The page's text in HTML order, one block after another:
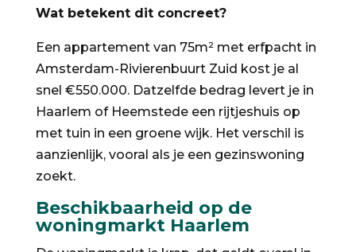
Wat betekent dit concreet?
Een appartement van 75m² met erfpacht in
Amsterdam-Rivierenbuurt Zuid kost je al
snel €550.000. Datzelfde bedrag levert je in
Haarlem of Heemstede een rijtjeshuis op
met tuin in een groene wijk. Het verschil is
aanzienlijk, vooral als je een gezinswoning
zoekt.
Beschikbaarheid op de
woningmarkt Haarlem